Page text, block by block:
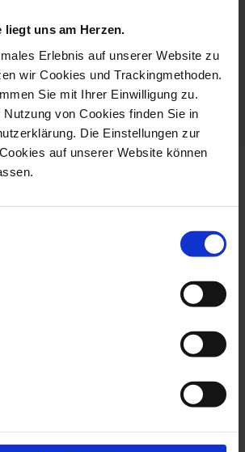
liegt uns am Herzen.
Erlebnis auf unserer Website zu
wir Cookies und Trackingmethoden.
Sie mit Ihrer Einwilligung zu.
von Cookies finden Sie in
Die Einstellungen zur
auf unserer Website können
Painted
- Handmade in
you’ll like these
36